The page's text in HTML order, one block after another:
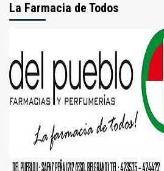
La Farmacia de Todos